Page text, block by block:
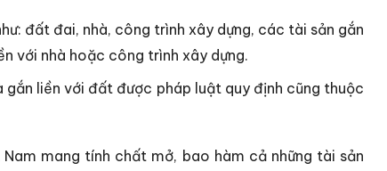
đất đai, nhà, công trình xây dựng, các tài sản gắn
với nhà hoặc công trình xây dựng.
liền với đất được pháp luật quy định cũng thuộc
mang tính chất mở, bao hàm cả những tài sản